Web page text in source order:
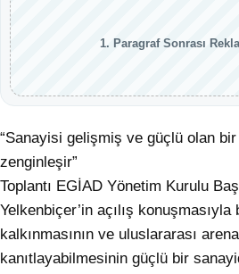
1. Paragraf Sonrası
“Sanayisi gelişmiş ve güçlü olan
zenginleşir”
Toplantı EGİAD Yönetim Kurulu
Yelkenbiçer’in açılış konuşmasıyla
kalkınmasının ve uluslararası
kanıtlayabilmesinin güçlü bir